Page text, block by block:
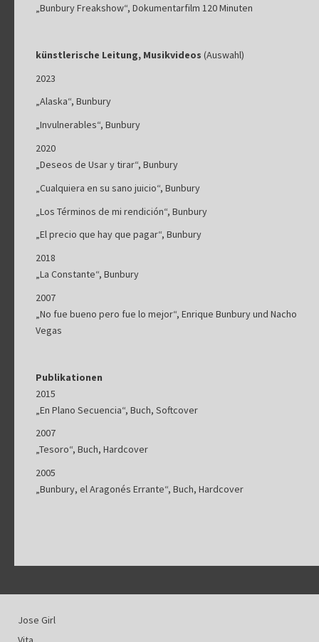
„Bunbury Freakshow“, Dokumentarfilm 120 Minuten
künstlerische Leitung, Musikvideos (Auswahl)
2023
„Alaska“, Bunbury
„Invulnerables“, Bunbury
2020
„Deseos de Usar y tirar“, Bunbury
„Cualquiera en su sano juicio“, Bunbury
„Los Términos de mi rendición“, Bunbury
„El precio que hay que pagar“, Bunbury
2018
„La Constante“, Bunbury
2007
„No fue bueno pero fue lo mejor“, Enrique Bunbury und Nacho
Vegas
Publikationen
2015
„En Plano Secuencia“, Buch, Softcover
2007
„Tesoro“, Buch, Hardcover
2005
„Bunbury, el Aragonés Errante“, Buch, Hardcover
Jose Girl